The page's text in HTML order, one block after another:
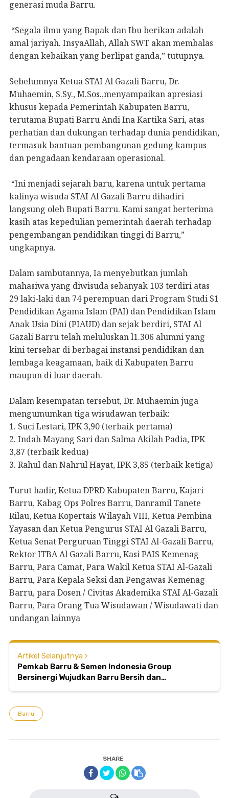
generasi muda Barru.
“Segala ilmu yang Bapak dan Ibu berikan adalah
amal jariyah. InsyaAllah, Allah SWT akan membalas
dengan kebaikan yang berlipat ganda,” tutupnya.
Sebelumnya Ketua STAI Al Gazali Barru, Dr.
Muhaemin, S.Sy., M.Sos.,menyampaikan apresiasi
khusus kepada Pemerintah Kabupaten Barru,
terutama Bupati Barru Andi Ina Kartika Sari, atas
perhatian dan dukungan terhadap dunia pendidikan,
termasuk bantuan pembangunan gedung kampus
dan pengadaan kendaraan operasional.
“Ini menjadi sejarah baru, karena untuk pertama
kalinya wisuda STAI Al Gazali Barru dihadiri
langsung oleh Bupati Barru. Kami sangat berterima
kasih atas kepedulian pemerintah daerah terhadap
pengembangan pendidikan tinggi di Barru,”
ungkapnya.
Dalam sambutannya, Ia menyebutkan jumlah
mahasiwa yang diwisuda sebanyak 103 terdiri atas
29 laki-laki dan 74 perempuan dari Program Studi S1
Pendidikan Agama Islam (PAI) dan Pendidikan Islam
Anak Usia Dini (PIAUD) dan sejak berdiri, STAI Al
Gazali Barru telah meluluskan l1.306 alumni yang
kini tersebar di berbagai instansi pendidikan dan
lembaga keagamaan, baik di Kabupaten Barru
maupun di luar daerah.
Dalam kesempatan tersebut, Dr. Muhaemin juga
mengumumkan tiga wisudawan terbaik:
1. Suci Lestari, IPK 3,90 (terbaik pertama)
2. Indah Mayang Sari dan Salma Akilah Padia, IPK
3,87 (terbaik kedua)
3. Rahul dan Nahrul Hayat, IPK 3,85 (terbaik ketiga)
Turut hadir, Ketua DPRD Kabupaten Barru, Kajari
Barru, Kabag Ops Polres Barru, Danramil Tanete
Rilau, Ketua Kopertais Wilayah VIII, Ketua Pembina
Yayasan dan Ketua Pengurus STAI Al Gazali Barru,
Ketua Senat Perguruan Tinggi STAI Al-Gazali Barru,
Rektor ITBA Al Gazali Barru, Kasi PAIS Kemenag
Barru, Para Camat, Para Wakil Ketua STAI Al-Gazali
Barru, Para Kepala Seksi dan Pengawas Kemenag
Barru, para Dosen / Civitas Akademika STAI Al-Gazali
Barru, Para Orang Tua Wisudawan / Wisudawati dan
undangan lainnya
Artikel Selanjutnya
Pemkab Barru & Semen Indonesia Group
Bersinergi Wujudkan Barru Bersih dan
Barru
SHARE